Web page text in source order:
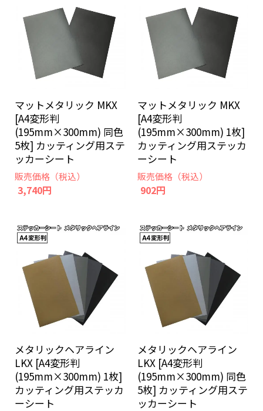
マットメタリック MKX
[A4変形判
(195mm×300mm) 同色
5枚] カッティング用ステ
ッカーシート
販売価格（税込）
3,740円
マットメタリック MKX
[A4変形判
(195mm×300mm) 1枚]
カッティング用ステッカ
ーシート
販売価格（税込）
902円
メタリックヘアライン
LKX [A4変形判
(195mm×300mm) 1枚]
カッティング用ステッカ
ーシート
メタリックヘアライン
LKX [A4変形判
(195mm×300mm) 同色
5枚] カッティング用ステ
ッカーシート